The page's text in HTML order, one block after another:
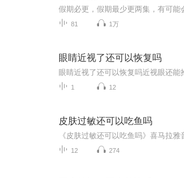
81 1万
眼睛近视了还可以恢复吗
1 12
皮肤过敏还可以吃鱼吗
12 274